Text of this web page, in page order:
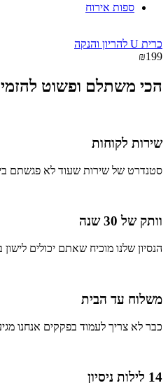
ספות אירוח
כרית U להריון והנקה
₪199
הכי משתלם ופשוט
שירות לקוחות
סטנדרט של שירות שעוד לא פגשתם
וותק של 30 שנה
הנסיון שלנו מוכיח שאתם יכולים
משלוח עד הבית
כבר לא צריך לעמוד בפקקים אנחנו
14 לילות ניסיון